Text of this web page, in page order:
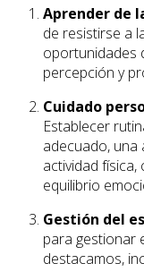
Aprender de
de resistirse a
oportunidades
percepción y
Cuidado
Establecer
adecuado, una
actividad
equilibrio
Gestión del
para gestionar
destacamos,